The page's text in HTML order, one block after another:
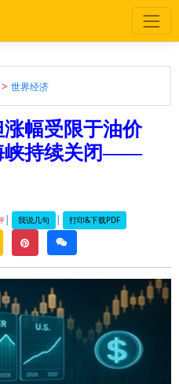
> 世界经济
幅受限于油价
峡持续关闭——
| 我说几句 | 打印&下载PDF
pinterestweixin